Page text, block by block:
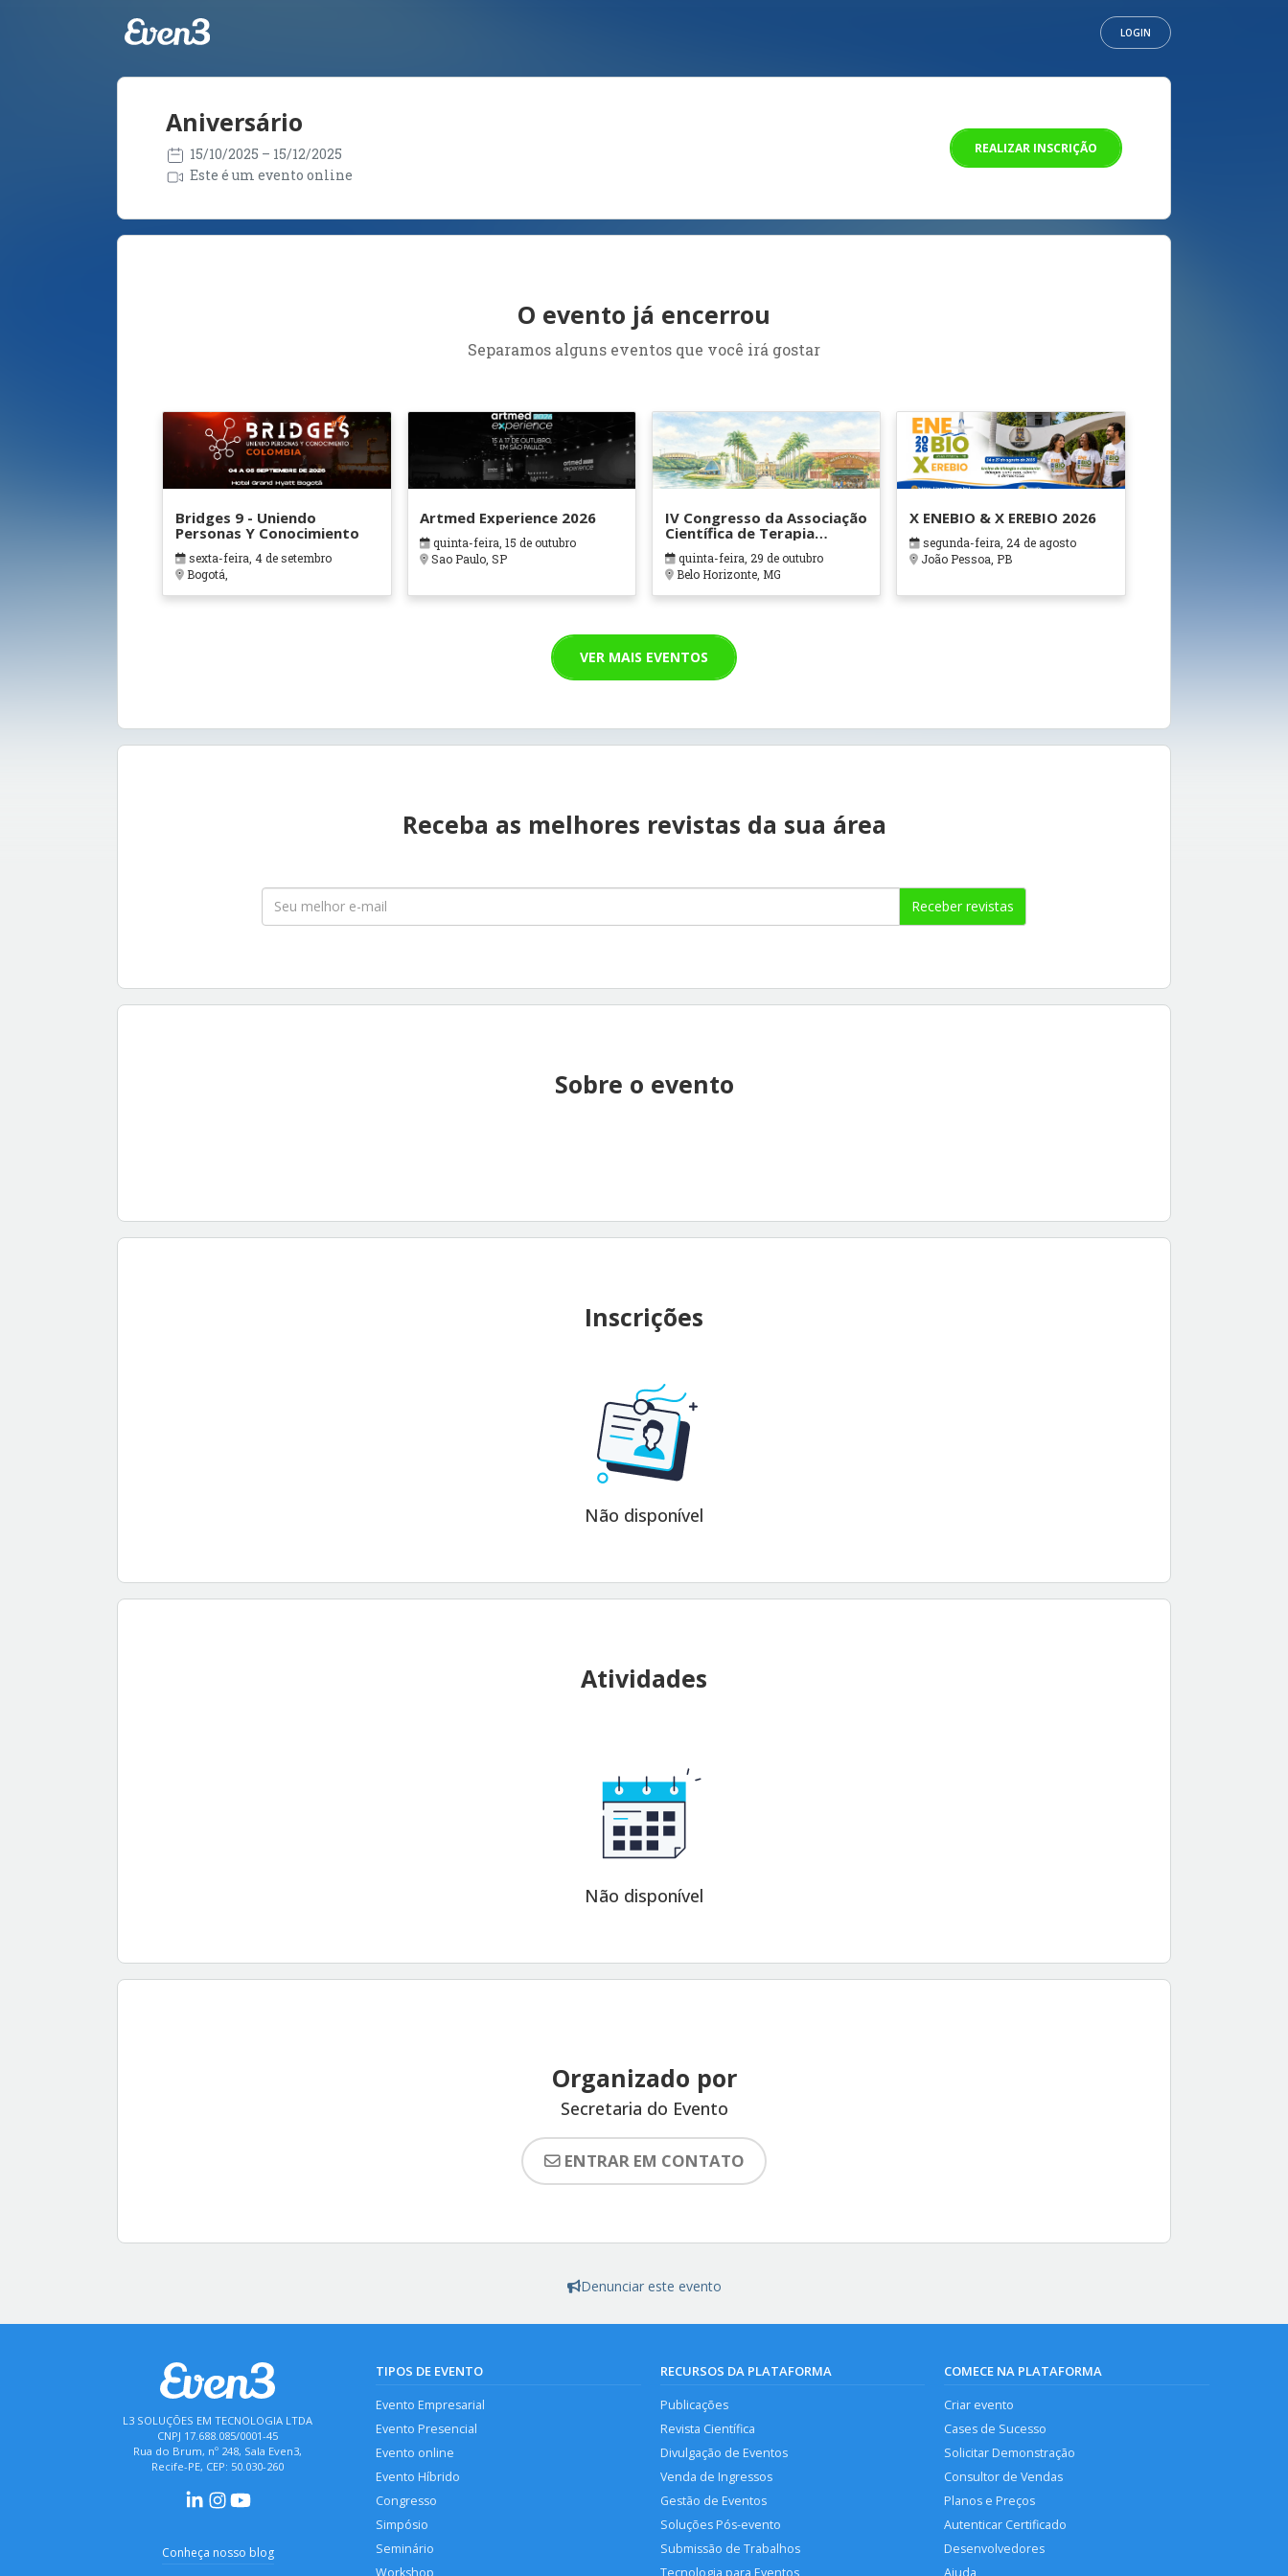
LOGIN
Aniversário
15/10/2025 – 15/12/2025
Este é um evento online
REALIZAR INSCRIÇÃO
O evento já encerrou
Separamos alguns eventos que você irá gostar
Bridges 9 - Uniendo
Personas Y Conocimiento
sexta-feira, 4 de setembro
Bogotá,
Artmed Experience 2026
quinta-feira, 15 de outubro
Sao Paulo, SP
IV Congresso da Associação
Científica de Terapia
Ocupacional em Contextos
Hospitalares e Cuidados
Paliativos - ATOHOSP
quinta-feira, 29 de outubro
Belo Horizonte, MG
X ENEBIO & X EREBIO 2026
segunda-feira, 24 de agosto
João Pessoa, PB
VER MAIS EVENTOS
Receba as melhores revistas da sua área
Receber revistas
Sobre o evento
Inscrições
Não disponível
Atividades
Não disponível
Organizado por
Secretaria do Evento
ENTRAR EM CONTATO
Denunciar este evento
L3 SOLUÇÕES EM TECNOLOGIA LTDA
CNPJ 17.688.085/0001-45
Rua do Brum, nº 248, Sala Even3,
Recife-PE, CEP: 50.030-260
Conheça nosso blog
TIPOS DE EVENTO
Evento Empresarial
Evento Presencial
Evento online
Evento Híbrido
Congresso
Simpósio
Seminário
Workshop
RECURSOS DA PLATAFORMA
Publicações
Revista Científica
Divulgação de Eventos
Venda de Ingressos
Gestão de Eventos
Soluções Pós-evento
Submissão de Trabalhos
Tecnologia para Eventos
COMECE NA PLATAFORMA
Criar evento
Cases de Sucesso
Solicitar Demonstração
Consultor de Vendas
Planos e Preços
Autenticar Certificado
Desenvolvedores
Ajuda